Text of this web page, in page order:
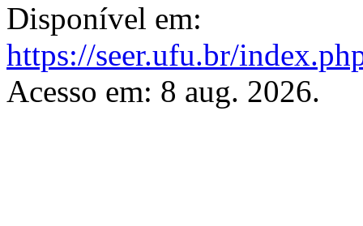
Disponível em:
https://seer.ufu.br/
Acesso em: 8 aug. 2026.